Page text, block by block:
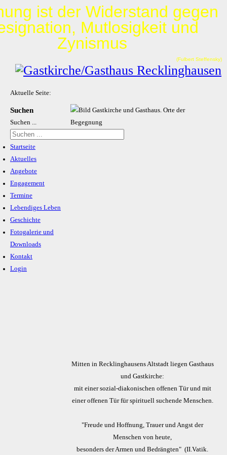
ist der Widerstand gegen
Mutlosigkeit und
Zynismus
(Fulbert Steffensky)
Aktuelle Seite:
Suchen
Suchen ...
Startseite
Aktuelles
Angebote
Engagement
Termine
Lebendiges Leben
Geschichte
Fotogalerie und
Downloads
Kontakt
Login
Mitten in Recklinghausens Altstadt liegen Gasthaus
und Gastkirche:
mit einer sozial-diakonischen offenen Tür und mit
einer offenen Tür für spirituell suchende Menschen.
"Freude und Hoffnung, Trauer und Angst der
Menschen von heute,
besonders der Armen und Bedrängten" (II.Vatik.